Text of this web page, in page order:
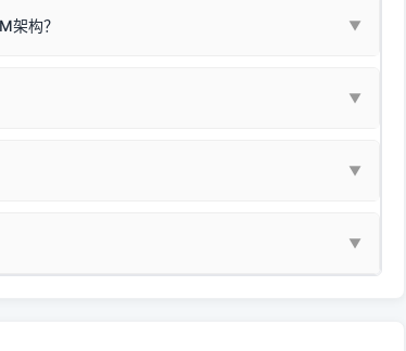
称通常显示为
称通常显示为
？（此连接模式最稳定）
有，再采用USB局域网共享方案。
独立网络打
架构？ ▼
本以及系统架构。
Pro X等 Windows ARM 系统设备，普通的
。普通电脑用户请忽略本条。
▼
任务】按钮，软件将自动安全停止后台服务、彻底
▼
▼